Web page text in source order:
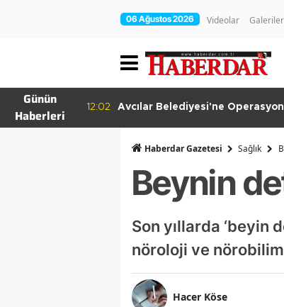
06 Ağustos 2026 Videolar Galeriler
Günün
Haberleri
12:02 Avcılar Belediyesi'ne Operasyon
Haberdar Gazetesi Sağlık
Beynin
Son yıllarda ‘beyin
nöroloji ve nörobilim
Hacer Köse